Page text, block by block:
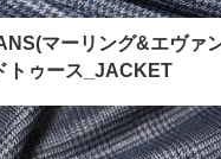
マーリング&エヴァ
トゥース_JACKET